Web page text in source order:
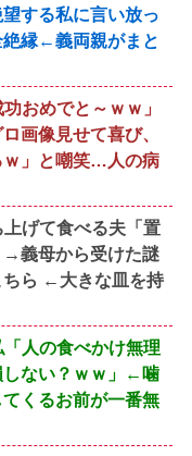
する私に言い放っ
絶縁←義両親がまと
おめでと～ｗｗ」
画像見せて喜び、
ｗ」と嘲笑…人の病
げて食べる夫「置
→義母から受けた謎
ちら ←大きな皿を持
人の食べかけ無理
ない？ｗｗ」←噛
くるお前が一番無